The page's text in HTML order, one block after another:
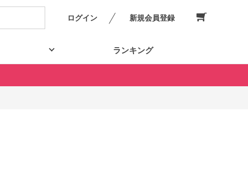
ログイン 新規会員登録
ランキング